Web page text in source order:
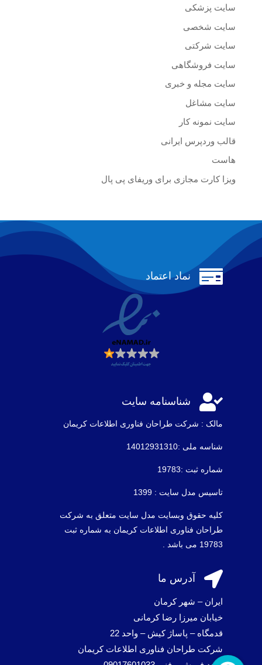
سایت پزشکی
سایت شخصی
سایت شرکتی
سایت فروشگاهی
سایت مجله و خبری
سایت مشاغل
سایت نمونه کار
قالب وردپرس ایرانی
هاست
ویزا کارت مجازی برای وریفای پی پال
 نماد اعتماد
 شناسنامه سایت
مالک : شرکت طراحان فناوری اطلاعات كريمان
شناسه ملی :14012931310
شماره ثبت :19783
تاسیس مدل سایت : 1399
کلیه حقوق وبسایت مدل سایت متعلق به شرکت
طراحان فناوری اطلاعات کریمان به شماره ثبت
19783 می باشد .
 آدرس ما
ایران – شهر کرمان
خیابان میرزا رضا کرمانی
قدمگاه – پاساژ کیش – واحد 22
شرکت طراحان فناوری اطلاعات کریمان